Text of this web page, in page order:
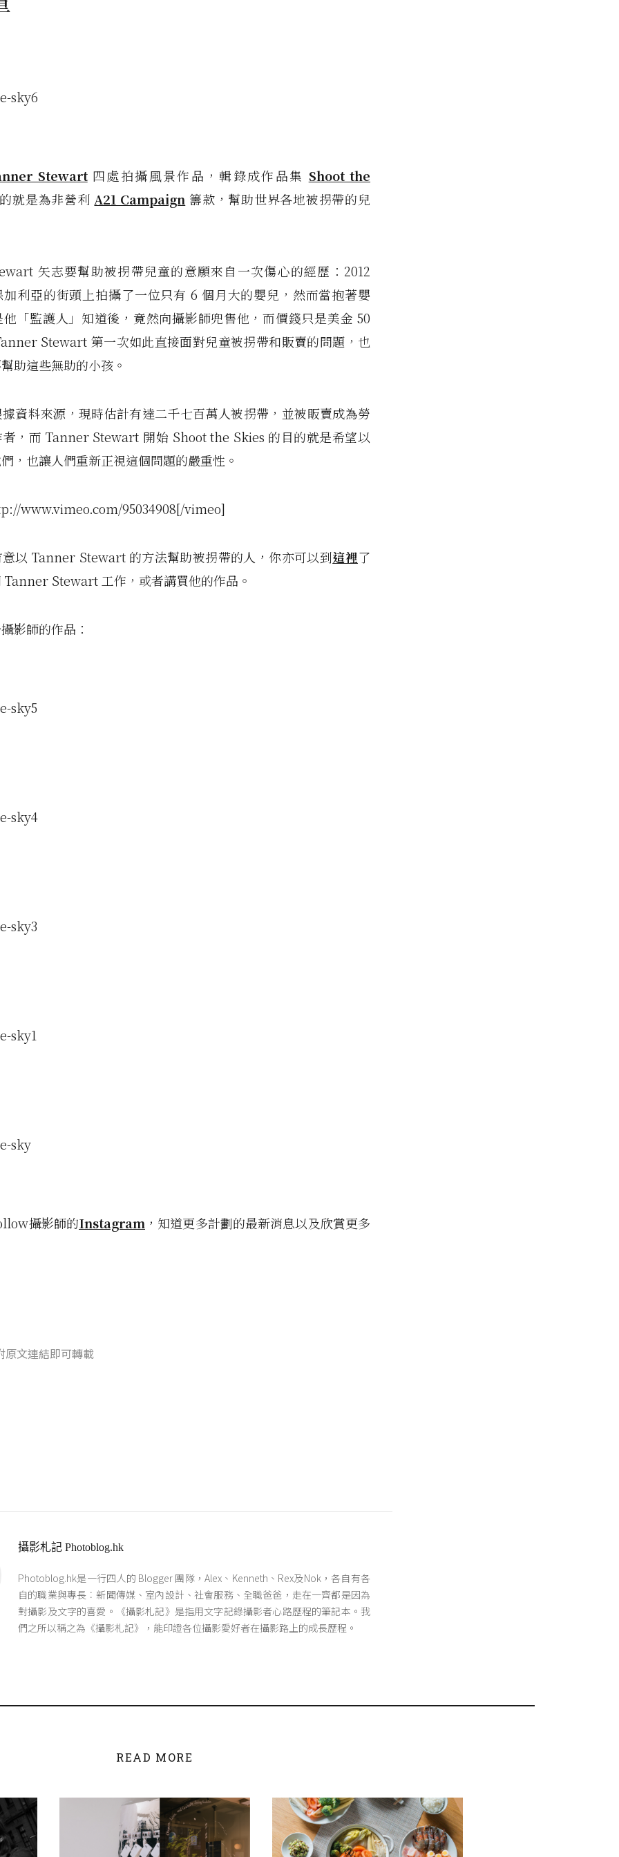
Stewart四處拍攝風景作品，輯錄成作品集 Shoot the
就是為非營利 A21 Campaign 籌款，幫助世界各地被拐帶的兒
矢志要幫助被拐帶兒童的意願來自一次傷心的經歴：2012
利亞的街頭上拍攝了一位只有 6 個月大的嬰兒，然而當抱著嬰
「監護人」知道後，竟然向攝影師兜售他，而價錢只是美金 50
Stewart 第一次如此直接面對兒童被拐帶和販賣的問題，也
助這些無助的小孩。
資料來源，現時估計有達二千七百萬人被拐帶，並被眅賣成為勞
，而 Tanner Stewart 開始 Shoot the Skies 的目的就是希望以
，也讓人們重新正視這個問題的嚴重性。
www.vimeo.com/95034908[/vimeo]
以 Tanner Stewart 的方法幫助被拐帶的人，你亦可以到這裡了
Tanner Stewart 工作，或者講買他的作品。
影師的作品：
攝影師的Instagram ，知道更多計劃的最新消息以及欣賞更多
原文連結即可轉載
攝影札記 Photoblog.hk
Photoblog.hk是一行四人的 Blogger 團隊，Alex、Kenneth、Rex及Nok，各自有各
自的職業與專長︰新聞傳媒、室內設計、社會服務、全職爸爸，走在一齊都是因為
對攝影及文字的喜愛。《攝影札記》是指用文字記錄攝影者心路歷程的筆記本。我
們之所以稱之為《攝影札記》，能印證各位攝影愛好者在攝影路上的成長歷程。
READ MORE